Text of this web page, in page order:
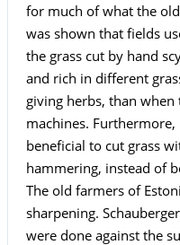
for much of what the
was shown that fields
the grass cut by hand
and rich in different
giving herbs, than
machines.
beneficial to cut grass
hammering, instead of
The old farmers of
sharpening.
were done against the